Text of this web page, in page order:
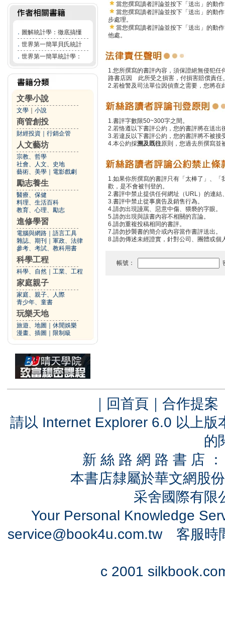
． 圖解統計學：徹底搞懂
． 世界第一簡單貝氏統計
． 世界第一簡單統計學：
文學小說
文學 小說
商管創投
財經投資 行銷企管
人文藝坊
宗教、哲學
社會、人文、史地
藝術、美學
電影戲劇
勵志養生
醫療、保健
料理、生活百科
教育、心理、勵志
進修學習
電腦與網路
語言工具
雜誌、期刊
軍政、法律
參考、考試、教科用書
科學工程
科學、自然 工業、工程
家庭親子
家庭、親子、人際
青少年、童書
玩樂天地
旅遊、地圖
休閒娛樂
漫畫、插圖
限制級
當您撰寫讀者評論並按下「送出」的動
當您撰寫讀者評論並按下「送出」的動
步處理。
當您撰寫讀者評論並按下「送出」的動
他處。
1.您所撰寫的書評內容，須保證絕無侵犯
路書店因 此所受之損害，付損害賠償責任
2.若檢警及司法單位因偵查之需要，您將
1.書評字數限50~300字之間。
2.若恪遵以下書評公約，您的書評將在送
3.若違反以下書評公約，您的書評將不被接
4.本公約採溯及既往原則，您過去所撰寫並
1.如果你所撰寫的書評只有「太棒了」、
歡，是不會被刊登的。
2.書評中禁止提供任何網址（URL）的連結
3.書評中禁止從事廣告及銷售行為。
4.請勿出現謾罵、惡意中傷、猥褻的字眼。
5.請勿出現與該書內容不相關的言論。
6.請勿重複投稿相同的書評。
7.請勿抄襲書的簡介或內容當作書評送出。
8.請勿傳述未經證實，針對公司、團體或個
帳號：
｜ 回首頁 ｜ 合作提案
請以 Internet Explorer 6.0 以上
的
新 絲 路 網 路 書 店
本書店隸屬於華文網股
采舍國際有
Your Personal Knowledge
service@book4u.com.tw客服時
c 2001